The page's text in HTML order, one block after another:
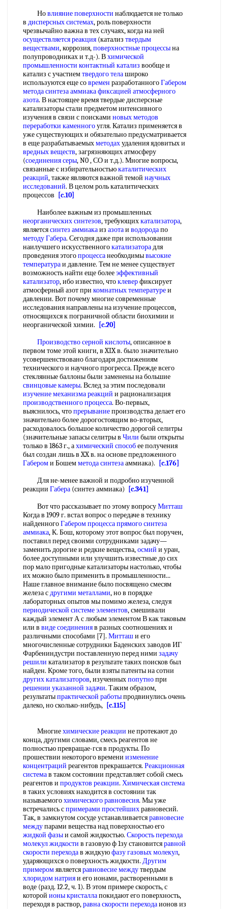
Новлияние поверхности наблюдается не только
в дисперсных системах, роль поверхности
чрезвычайно важна в тех случаях, когда на ней
осуществляется реакция (катализ твердым
веществами, коррозия,поверхностные процессына
полупроводниках и т.д-). Вхимической
промышленности контактный катализ вообще и
катализ с участиемтвердого телашироко
используются еще современ разработанногоГабером
метода синтеза аммиакафиксацией атмосферного
азота. В настоящее время твердые дисперсные
катализаторы стали предметом интенсивного
изучения в связи с поисками новых методов
переработки каменногоугля. Катализ применяется в
уже существующих и обязательно предусматривается
в еще разрабатываемыхметодахудаления ядовитых и
вредных веществ, загрязняющих атмосферу
(соединения серы, N0 , СО и т.д.). Многие вопросы,
связанные с избирательностьюкаталитических
реакций, также являются важной темой научных
исследований. В целом роль каталитических
процессов
[c.10]
Наиболее важным из промышленных
неорганических синтезов, требующихкатализатора,
являетсясинтез аммиакаиз азотаи водородапо
методу Габера. Сегодня даже при использовании
наилучшего искусственногокатализаторадля
проведения этогопроцессанеобходимывысокие
температураи давление. Тем не менее существует
возможность найти еще болееэффективный
катализатор, ибо известно, чтоклеверфиксирует
атмосферный азот при комнатных температуреи
давлении. Вот почему многие современные
исследования направлены на изучение процессов,
относящихся к пограничной области биохимии и
неорганической химии.
[c.20]
Производство серной кислоты, описанное в
первом томе этой книги, в XIX в. было значительно
усовершенствовано благодаря достижениям
технического и научного прогресса. Прежде всего
стеклянные баллоны были заменены на большие
свинцовые камеры. Вслед за этим последовали
изучение механизма реакций и рационализация
производственного процесса. Во-первых,
выяснилось, чтопрерываниепроизводства делает его
значительно более дорогостоящим во-вторых,
расходовалось большое количество дорогой селитры
(значительные запасы селитры в Чили были открыты
только в 1863 г., ахимический способее получения
был создан лишь в XX в. на основе предложенного
Габероми Бошемметода синтезааммиака).
[c.176]
Для не-менее важной и подробно изученной
реакции Габера (синтез аммиака)
[c.341]
Вот что рассказывает по этому вопросуМитташ
Когда в 1909 г. встал вопрос о передаче в технику
найденногоГабером процессапрямого синтеза
аммиака, К. Бош, которому этот вопрос был поручен,
поставил перед своими сотрудниками задачу—
заменить дорогие и редкие вещества,осмий и уран,
более доступными или улучшить известные до сих
пор мало пригодные катализаторы настолько, чтобы
их можно было применить в промышленности...
Наше главное внимание было посвящено смесям
железа сдругими металлами, но в порядке
лабораторных опытов мы помимо железа, следуя
периодической системе элементов, смешивали
каждый элемент А с любым элементом В как таковым
или в виде соединенияв разных соотношениях и
различными способами [7]. Митташи его
многочисленные сотрудники Баденских заводов ИГ
Фарбениндустри поставленную перед ними задачу
решили катализатор в результате таких поисков был
найден. Кроме того, были взяты патенты на сотни
других катализаторов, изученныхпопутнопри
решении указанной задачи. Таким образом,
результатыпрактической работыпродвинулись очень
далеко, но сколько-нибудь, [c.115]
Многиехимические реакции не протекают до
конца, другими словами, смесь реагентов не
полностью превращае-гся в продукты. По
прошествии некоторого времени изменение
концентраций реагентов прекрашается. Реакционная
системав таком состоянии представляет собой смесь
реагентов и продуктов реакции. Химическая система
в таких условиях находится в состоянии так
называемогохимического равновесия. Мы уже
встречались спримерами простейшихравновесий.
Так, в замкнутом сосуде устанавливаетсяравновесие
междупарами вещества над поверхностью его
жидкой фазыи самой жидкостью. Скорость перехода
молекул жидкости в газовую ф 1зу становитсяравной
скорости переходав жидкуюфазу газовых молекул,
ударяющихся о поверхность жидкости. Другим
примеромявляетсяравновесие междутвердым
хлоридом натрияи его ионами, растворенными в
воде (разд. 12.2, ч. 1). В этом примере скорость, с
которой ионы кристаллапокидают его поверхность,
переходя в раствор,равнаскорости переходаионов из